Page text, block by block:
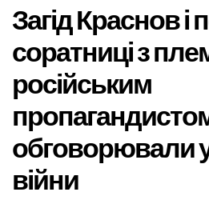
Загід Краснов і
соратниці з
російським
обговорювали
війни